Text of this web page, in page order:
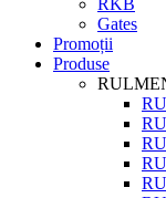
RKB
Gates
Promoții
Produse